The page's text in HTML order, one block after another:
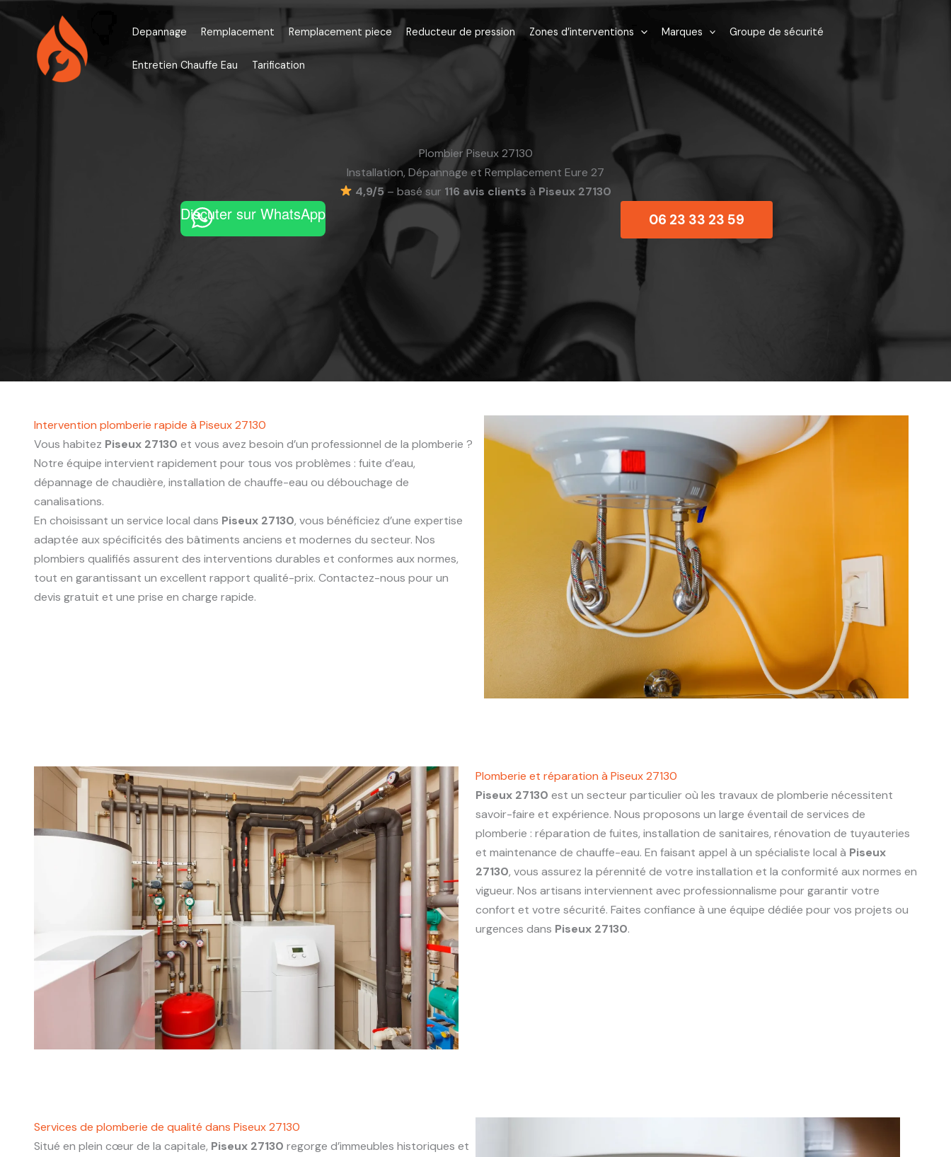
Aller
contenu
Depannage Remplacement Remplacement piece Reducteur de pression Zones d’interventions Marques Groupe de sécurité
Entretien Chauffe Eau Tarification
Plombier Piseux 27130
Installation, Dépannage et Remplacement Eure 27
4,9/5 – basé sur 116 avis clients à Piseux 27130
Discuter sur WhatsApp 06 23 33 23 59
Intervention plomberie rapide à Piseux 27130
Vous habitez Piseux 27130 et vous avez besoin d’un professionnel de la plomberie ?
Notre équipe intervient rapidement pour tous vos problèmes : fuite d’eau,
dépannage de chaudière, installation de chauffe-eau ou débouchage de
canalisations.
En choisissant un service local dans Piseux 27130, vous bénéficiez d’une expertise
adaptée aux spécificités des bâtiments anciens et modernes du secteur. Nos
plombiers qualifiés assurent des interventions durables et conformes aux normes,
tout en garantissant un excellent rapport qualité-prix. Contactez-nous pour un
devis gratuit et une prise en charge rapide.
Plomberie et réparation à Piseux 27130
Piseux 27130 est un secteur particulier où les travaux de plomberie nécessitent
savoir-faire et expérience. Nous proposons un large éventail de services de
plomberie : réparation de fuites, installation de sanitaires, rénovation de tuyauteries
et maintenance de chauffe-eau. En faisant appel à un spécialiste local à Piseux
27130, vous assurez la pérennité de votre installation et la conformité aux normes en
vigueur. Nos artisans interviennent avec professionnalisme pour garantir votre
confort et votre sécurité. Faites confiance à une équipe dédiée pour vos projets ou
urgences dans Piseux 27130.
Services de plomberie de qualité dans Piseux 27130
Situé en plein cœur de la capitale, Piseux 27130 regorge d’immeubles historiques et